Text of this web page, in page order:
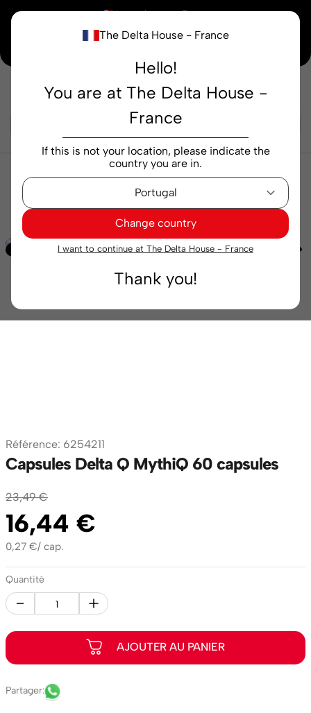
The Delta House - France
Hello!
You are at The Delta House -
France
If this is not your location, please indicate the
country you are in.
Change country
I want to continue at The Delta House - France
Thank you!
× Vous achetez en France
Notre nouvelle maison peaufine encore ses derniers détails. Merci de votre
Cafés Gélules Intensités
Capsules Delta Q
Référence: 6254211
Capsules Delta Q MythiQ 60 capsules
23,49 €
16,44 €
0,27 €/ cap.
Quantité